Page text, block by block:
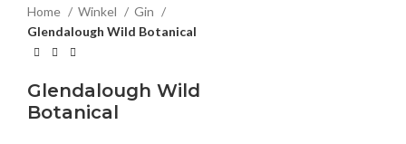
Home
Winkel
Gin
Glendalough Wild Botanical
Glendalough Wild
Botanical